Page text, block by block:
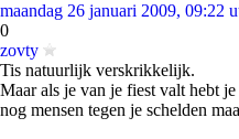
maandag 26 januari 2009, 09:22
0
zovty
Tis natuurlijk verskrikkelijk.
Maar als je van je fiest valt hebt
nog mensen tegen je schelden